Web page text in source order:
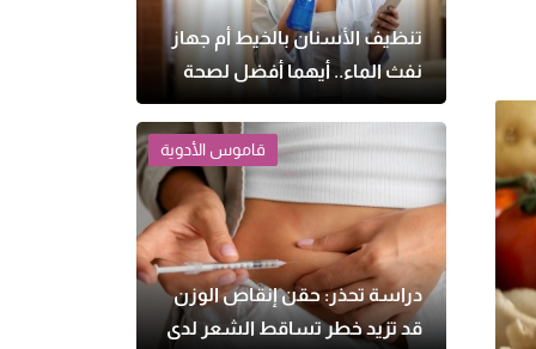
تنظيف الأسنان بالخيط أم جهاز
نفث الماء.. أيهما أفضل لصحة
اللثة؟
قاموس الأدوية
دراسة تحذر: حقن إنقاص الوزن
قد تزيد خطر تساقط الشعر لدى